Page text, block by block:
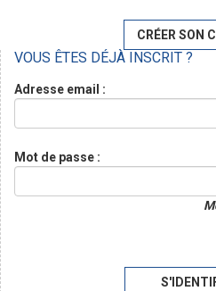
CRÉER SON
VOUS ÊTES DÉJÀ INSCRIT ?
Adresse email :
Mot de passe :